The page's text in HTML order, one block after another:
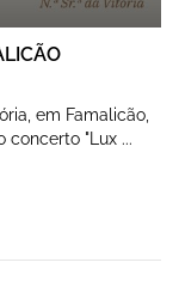
em Famalicão,
concerto "Lux ...